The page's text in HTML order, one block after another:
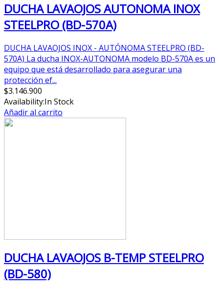
DUCHA LAVAOJOS AUTONOMA INOX
STEELPRO (BD-570A)
DUCHA LAVAOJOS INOX - AUTÓNOMA STEELPRO (BD-
570A) La ducha INOX-AUTONOMA modelo BD-570A es un
equipo que está desarrollado para asegurar una
protección ef...
$3.146.900
Availability:In Stock
Añadir al carrito
DUCHA LAVAOJOS B-TEMP STEELPRO
(BD-580)